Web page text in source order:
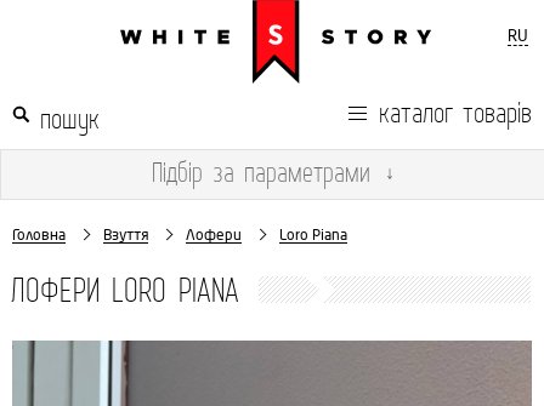
RU
каталог товарів
Підбір за параметрами ↓
Головна Взуття Лофери Loro Piana
ЛОФЕРИ LORO PIANA